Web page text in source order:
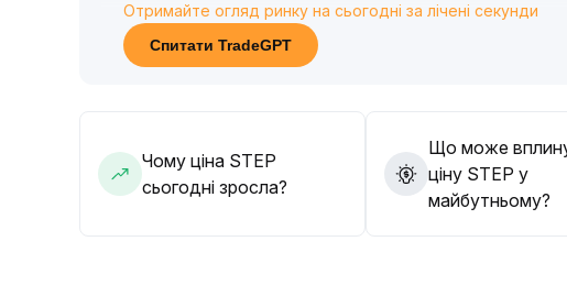
обсягом на важливому рівні 0,23.
Рекомендується обережно брати участь у
обсягом торгів та поведінкою біля ключових рівнів
Отримайте огляд ринку на сьогодні за лічені секунди
Спитати TradeGPT
Чому ціна STEP
сьогодні зросла?
Що може
ціну STEP у
майбутньому?